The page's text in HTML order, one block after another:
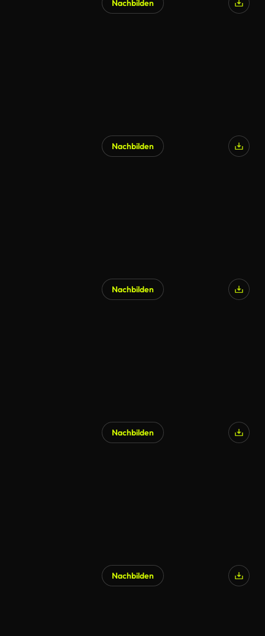
Nachbilden
Nachbilden
Nachbilden
Nachbilden
Nachbilden